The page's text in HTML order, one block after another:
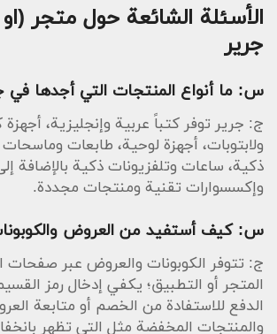
الأسئلة الشائعة حول متجر
جرير
س: ما أنواع المنتجات التي أجدها في
ج: جرير توفر كتباً عربية وإنجليزية، أجهزة
ولابتوبات، أجهزة لوحية، طابعات
ذكية، ساعات وتلفزيونات ذكية بالإضافة
وإكسسوارات تقنية ومنتجات مجددة.
س: كيف أستفيد من العروض
ج: تتوفر الكوبونات والعروض عبر
المتجر أو التطبيق؛ يكفي إدخال رمز
الدفع للاستفادة من الخصم أو متابعة
والمنتجات المخفضة مثل التي تظهر